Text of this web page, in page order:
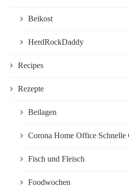
Beikost
HerdRockDaddy
Recipes
Rezepte
Beilagen
Corona Home Office Schnelle
Fisch und Fleisch
Foodwochen